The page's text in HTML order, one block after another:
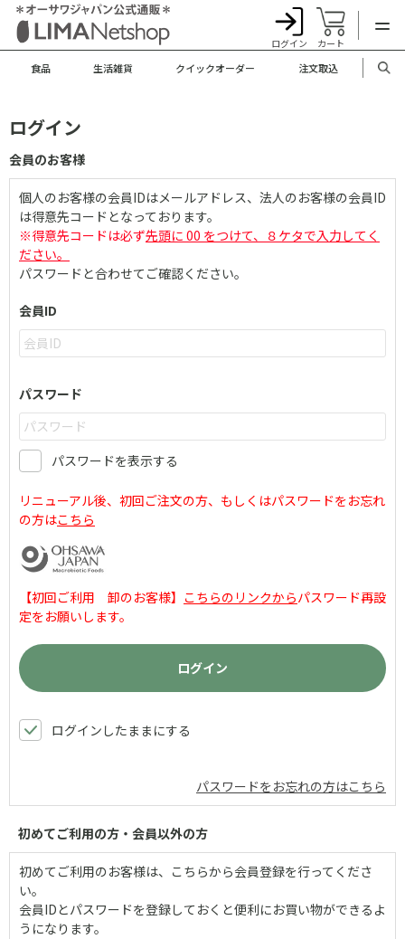
ログイン カート
食品 生活雑貨 クイックオーダー 注文取込
ログイン
会員のお客様
個人のお客様の会員IDはメールアドレス、法人のお客様の会員ID
は得意先コードとなっております。
※得意先コードは必ず先頭に 00 をつけて、８ケタで入力してく
ださい。
パスワードと合わせてご確認ください。
会員ID
パスワード
パスワードを表示する
リニューアル後、初回ご注文の方、もしくはパスワードをお忘れ
の方はこちら
【初回ご利用 卸のお客様】 こちらのリンクからパスワード再設
定をお願いします。
ログインしたままにする
パスワードをお忘れの方はこちら
初めてご利用の方・会員以外の方
初めてご利用のお客様は、こちらから会員登録を行ってくださ
い。
会員IDとパスワードを登録しておくと便利にお買い物ができるよ
うになります。